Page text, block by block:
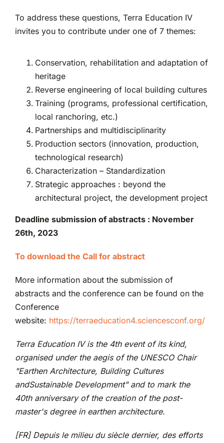
To address these questions, Terra Education IV
invites you to contribute under one of 7 themes:
Conservation, rehabilitation and adaptation of
heritage
Reverse engineering of local building cultures
Training (programs, professional certification,
local ranchoring, etc.)
Partnerships and multidisciplinarity
Production sectors (innovation, production,
technological research)
Characterization – Standardization
Strategic approaches : beyond the
architectural project, the development project
Deadline submission of abstracts : November
26th, 2023
To download the Call for abstract
More information about the submission of
abstracts and the conference can be found on the
Conference
website: https://terraeducation4.sciencesconf.org/
Terra Education IV is the 4th event of its kind,
organised under the aegis of the UNESCO Chair
"Earthen Architecture, Building Cultures
andSustainable Development" and to mark the
40th anniversary of the creation of the post-
master's degree in earthen architecture.
[FR] Depuis le milieu du siècle dernier, des efforts